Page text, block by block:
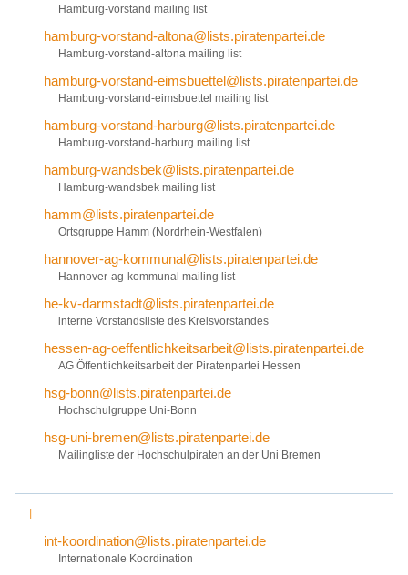
Hamburg-vorstand mailing list
hamburg-vorstand-altona@lists.piratenpartei.de
Hamburg-vorstand-altona mailing list
hamburg-vorstand-eimsbuettel@lists.piratenpartei.de
Hamburg-vorstand-eimsbuettel mailing list
hamburg-vorstand-harburg@lists.piratenpartei.de
Hamburg-vorstand-harburg mailing list
hamburg-wandsbek@lists.piratenpartei.de
Hamburg-wandsbek mailing list
hamm@lists.piratenpartei.de
Ortsgruppe Hamm (Nordrhein-Westfalen)
hannover-ag-kommunal@lists.piratenpartei.de
Hannover-ag-kommunal mailing list
he-kv-darmstadt@lists.piratenpartei.de
interne Vorstandsliste des Kreisvorstandes
hessen-ag-oeffentlichkeitsarbeit@lists.piratenpartei.de
AG Öffentlichkeitsarbeit der Piratenpartei Hessen
hsg-bonn@lists.piratenpartei.de
Hochschulgruppe Uni-Bonn
hsg-uni-bremen@lists.piratenpartei.de
Mailingliste der Hochschulpiraten an der Uni Bremen
I
int-koordination@lists.piratenpartei.de
Internationale Koordination